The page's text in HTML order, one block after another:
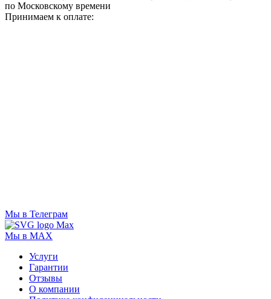
по Московскому времени
Принимаем к оплате:
Мы в Телеграм
Мы в MAX
Услуги
Гарантии
Отзывы
О компании